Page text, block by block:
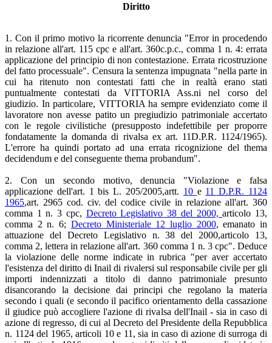
Diritto
1. Con il primo motivo la ricorrente denuncia "Error in procedendo
in relazione all'art. 115 cpc e all'art. 360c.p.c., comma 1 n. 4: errata
applicazione del principio di non contestazione. Errata ricostruzione
del fatto processuale". Censura la sentenza impugnata "nella parte in
cui ha ritenuto non contestati fatti che in realtà erano stati
puntualmente contestati da VITTORIA Ass.ni nel corso del
giudizio. In particolare, VITTORIA ha sempre evidenziato come il
lavoratore non avesse patito un pregiudizio patrimoniale accertato
con le regole civilistiche (presupposto indefettibile per proporre
fondatamente la domanda di rivalsa ex art. 11D.P.R. 1124/1965).
L'errore ha quindi portato ad una errata ricognizione del thema
decidendum e del conseguente thema probandum".
2. Con un secondo motivo, denuncia "Violazione e falsa
applicazione dell'art. 1 bis L. 205/2005,artt. 10 e 11 D.P.R. 1124
1965,art. 2965 cod. civ. del codice civile in relazione all'art. 360
comma 1 n. 3 cpc, Decreto Legislativo 38 del 2000,articolo 13,
comma 2 n. 6; Decreto Ministeriale 12 luglio 2000, emanato in
attuazione del Decreto Legislativo n. 38 del 2000,articolo 13,
comma 2, lettera in relazione all'art. 360 comma 1 n. 3 cpc". Deduce
la violazione delle norme indicate in rubrica "per aver accertato
l'esistenza del diritto di Inail di rivalersi sul responsabile civile per gli
importi indennizzati a titolo di danno patrimoniale presunto
disancorando la decisione dai principi che regolano la materia
secondo i quali (e secondo il pacifico orientamento della cassazione
il giudice può accogliere l'azione di rivalsa dell'Inail - sia in caso di
azione di regresso, di cui al Decreto del Presidente della Repubblica
n. 1124 del 1965, articoli 10 e 11, sia in caso di azione di surroga di